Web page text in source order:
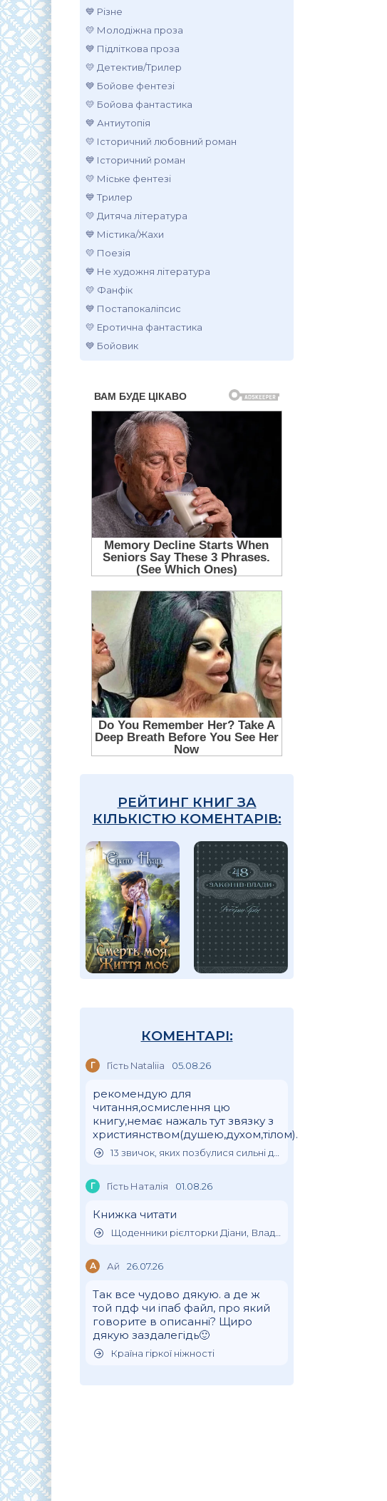
💙 Різне
💛 Молодіжна проза
💙 Підліткова проза
💛 Детектив/Трилер
💙 Бойове фентезі
💛 Бойова фантастика
💙 Антиутопія
💛 Історичний любовний роман
💙 Історичний роман
💛 Міське фентезі
💙 Трилер
💛 Дитяча література
💙 Містика/Жахи
💛 Поезія
💙 Не художня література
💛 Фанфік
💙 Постапокаліпсис
💛 Еротична фантастика
💙 Бойовик
РЕЙТИНГ КНИГ ЗА
КІЛЬКІСТЮ КОМЕНТАРІВ:
КОМЕНТАРІ:
Г Гість Nataliia 05.08.26
рекомендую для
читання,осмислення цю
книгу,немає нажаль тут звязку з
християнством(душею,духом,тілом).
13 звичок, яких позбулися сильні духом люди
Г Гість Наталія 01.08.26
Книжка читати
Щоденники рієлторки Діани, Влада Клімова
А Ай 26.07.26
Так все чудово дякую. а де ж
той пдф чи іпаб файл, про який
говорите в описанні? Щиро
дякую заздалегідь🙂
Країна гіркої ніжності